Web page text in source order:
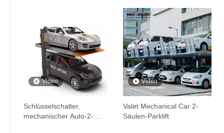
Video
Schlüsselschalter,
mechanischer Auto-2-
Video
Valet Mechanical Car 2-
Säulen-Parklift